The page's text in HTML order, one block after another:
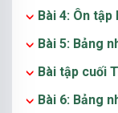
Bài 4: Ôn tập
Bài 5: Bảng
Bài tập cuối
Bài 6: Bảng